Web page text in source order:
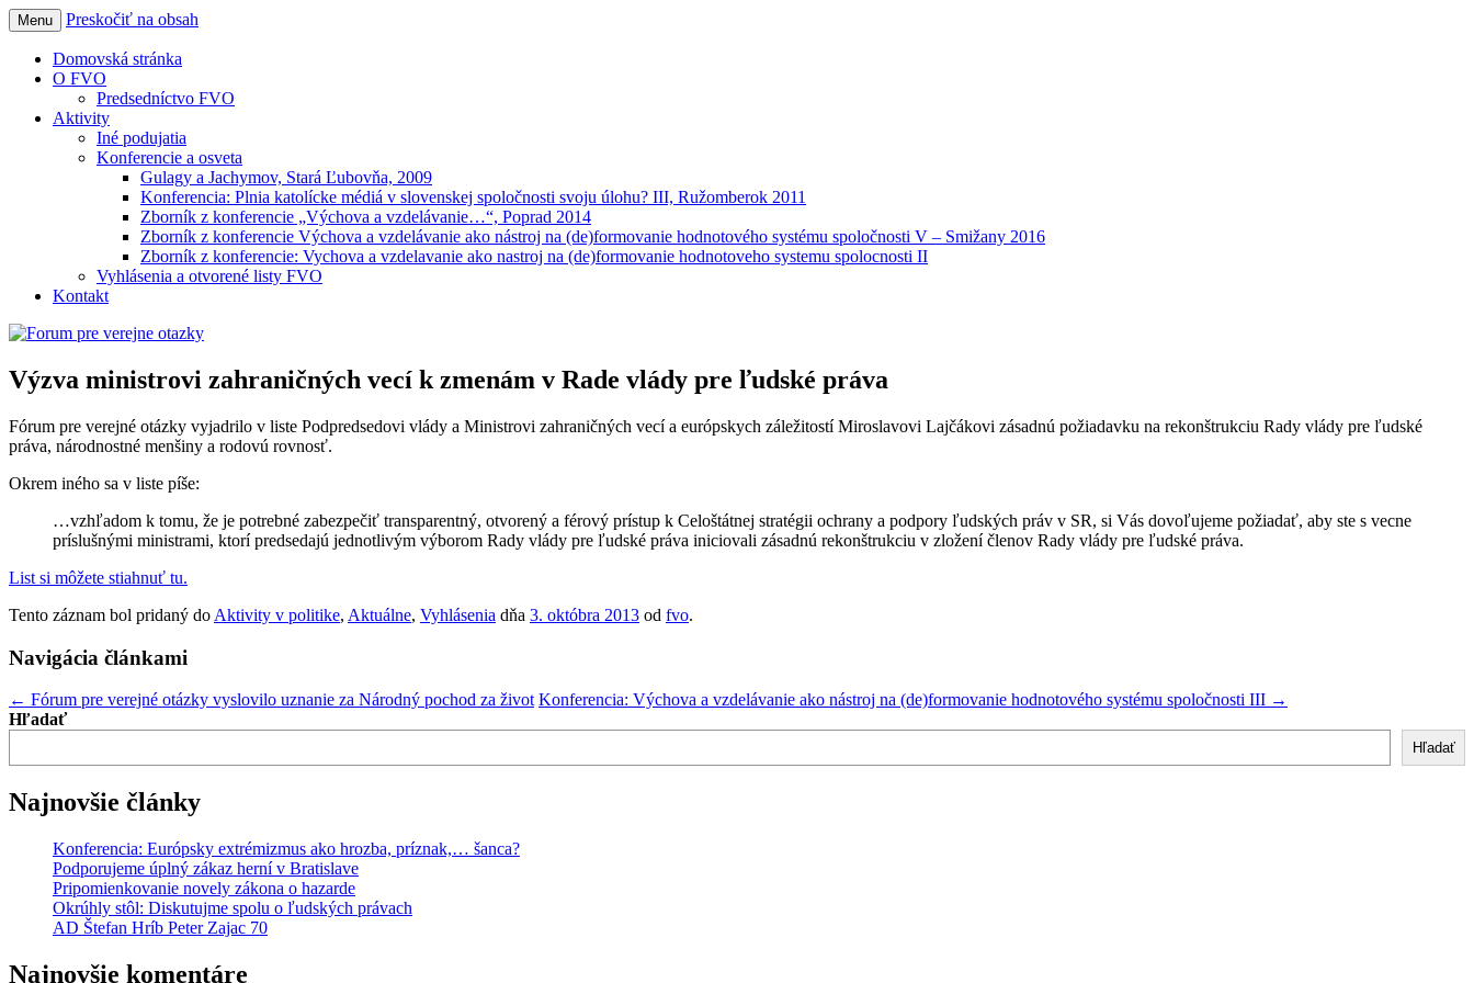
Forum pre verejne otazky
Menu Preskočiť na obsah
Domovská stránka
O FVO
Predsedníctvo FVO
Aktivity
Iné podujatia
Konferencie a osveta
Gulagy a Jachymov, Stará Ľubovňa, 2009
Konferencia: Plnia katolícke médiá v slovenskej spoločnosti svoju úlohu? III, Ružomberok 2011
Zborník z konferencie „Výchova a vzdelávanie…“, Poprad 2014
Zborník z konferencie Výchova a vzdelávanie ako nástroj na (de)formovanie hodnotového systému spoločnosti V – Smižany 2016
Zborník z konferencie: Vychova a vzdelavanie ako nastroj na (de)formovanie hodnotoveho systemu spolocnosti II
Vyhlásenia a otvorené listy FVO
Kontakt
Výzva ministrovi zahraničných vecí k zmenám v Rade vlády pre ľudské práva
Fórum pre verejné otázky vyjadrilo v liste Podpredsedovi vlády a Ministrovi zahraničných vecí a európskych záležitostí Miroslavovi Lajčákovi zásadnú požiadavku na rekonštrukciu Rady vlády pre ľudské
práva, národnostné menšiny a rodovú rovnosť.
Okrem iného sa v liste píše:
…vzhľadom k tomu, že je potrebné zabezpečiť transparentný, otvorený a férový prístup k Celoštátnej stratégii ochrany a podpory ľudských práv v SR, si Vás dovoľujeme požiadať, aby ste s vecne
príslušnými ministrami, ktorí predsedajú jednotlivým výborom Rady vlády pre ľudské práva iniciovali zásadnú rekonštrukciu v zložení členov Rady vlády pre ľudské práva.
List si môžete stiahnuť tu.
Tento záznam bol pridaný do Aktivity v politike, Aktuálne, Vyhlásenia dňa 3. októbra 2013 od fvo.
Navigácia článkami
← Fórum pre verejné otázky vyslovilo uznanie za Národný pochod za život Konferencia: Výchova a vzdelávanie ako nástroj na (de)formovanie hodnotového systému spoločnosti III →
Hľadať
Hľadať
Najnovšie články
Konferencia: Európsky extrémizmus ako hrozba, príznak,… šanca?
Podporujeme úplný zákaz herní v Bratislave
Pripomienkovanie novely zákona o hazarde
Okrúhly stôl: Diskutujme spolu o ľudských právach
AD Štefan Hríb Peter Zajac 70
Najnovšie komentáre